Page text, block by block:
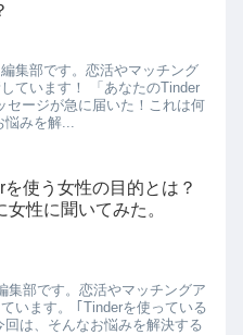
集部です。恋活やマッチング
ています！ 「あなたのTinder
セージが急に届いた！これは何
悩みを解...
を使う女性の目的とは？
女性に聞いてみた。
集部です。恋活やマッチングア
います。 ｢Tinderを使っている
は、そんなお悩みを解決する